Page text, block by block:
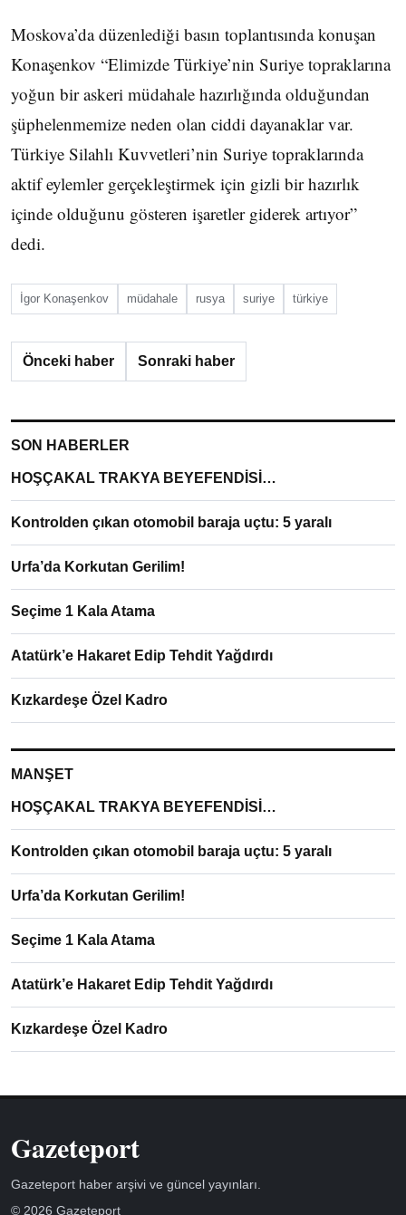
Moskova’da düzenlediği basın toplantısında konuşan
Konaşenkov “Elimizde Türkiye’nin Suriye topraklarına
yoğun bir askeri müdahale hazırlığında olduğundan
şüphelenmemize neden olan ciddi dayanaklar var.
Türkiye Silahlı Kuvvetleri’nin Suriye topraklarında
aktif eylemler gerçekleştirmek için gizli bir hazırlık
içinde olduğunu gösteren işaretler giderek artıyor”
dedi.
İgor Konaşenkov müdahale rusya suriye türkiye
Önceki haber Sonraki haber
SON HABERLER
HOŞÇAKAL TRAKYA BEYEFENDİSİ…
Kontrolden çıkan otomobil baraja uçtu: 5 yaralı
Urfa’da Korkutan Gerilim!
Seçime 1 Kala Atama
Atatürk’e Hakaret Edip Tehdit Yağdırdı
Kızkardeşe Özel Kadro
MANŞET
HOŞÇAKAL TRAKYA BEYEFENDİSİ…
Kontrolden çıkan otomobil baraja uçtu: 5 yaralı
Urfa’da Korkutan Gerilim!
Seçime 1 Kala Atama
Atatürk’e Hakaret Edip Tehdit Yağdırdı
Kızkardeşe Özel Kadro
Gazeteport
Gazeteport haber arşivi ve güncel yayınları.
© 2026 Gazeteport